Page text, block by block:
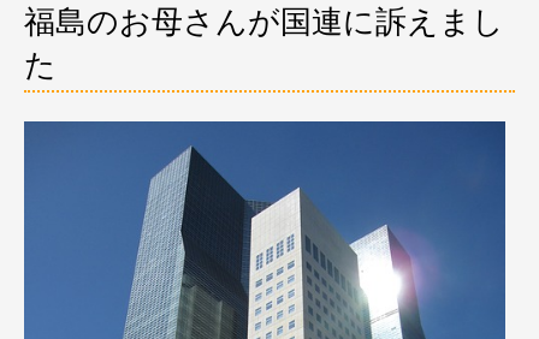
福島のお母さんが国連に訴えまし
た